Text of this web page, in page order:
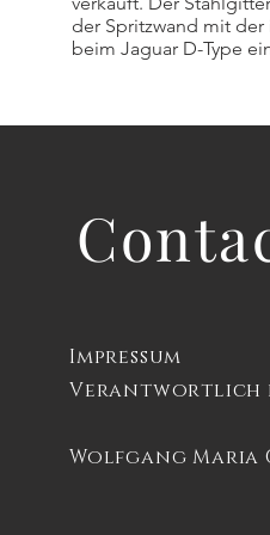
der Spritzwand mit
beim Jaguar D-Type
Impressum
Verantwortlich
Wolfgang Maria